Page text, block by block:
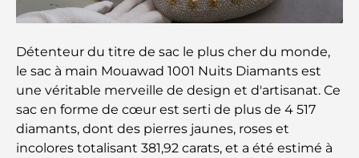
summum du fitness
Le guide ultime des restaurants gastronomiques
de Palm Jumeirah
Découvrez les meilleurs petits-déjeuners de
Business Bay, à Dubaï.
Détenteur du titre de sac le plus cher du monde,
le sac à main Mouawad 1001 Nuits Diamants est
une véritable merveille de design et d'artisanat. Ce
sac en forme de cœur est serti de plus de 4 517
diamants, dont des pierres jaunes, roses et
incolores totalisant 381,92 carats, et a été estimé à